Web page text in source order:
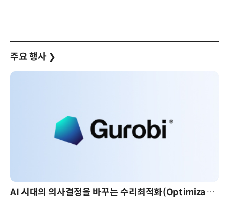
주요 행사 ❯
AI 핀옵스 실전 세미나: 폭증하는 AI 토큰 비용 관리 전략